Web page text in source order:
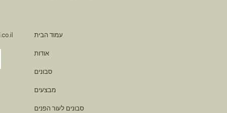
עמוד הבית
אודות
סבונים
מבצעים
סבונים לעור הפנים